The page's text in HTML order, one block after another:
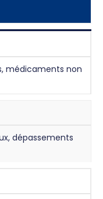
médicaments non
dépassements